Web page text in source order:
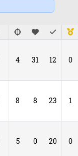
4 31 12 0
8 8 23 1
5 0 20 0